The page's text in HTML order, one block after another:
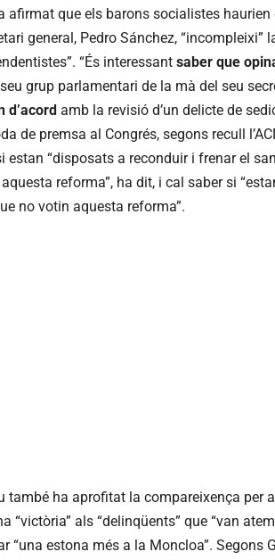
afirmat que els barons socialistes haurien
general, Pedro Sánchez, “incompleixi”
“És interessant saber que
grup parlamentari de la mà del seu
d’acord amb la revisió d’un delicte de
de premsa al Congrés, segons recull
estan “disposats a reconduir i frenar el
reforma”, ha dit, i cal saber si
no votin aquesta reforma”.
també ha aprofitat la compareixença per
“victòria” als “delinqüents” que “van
“una estona més a la Moncloa”. Segons